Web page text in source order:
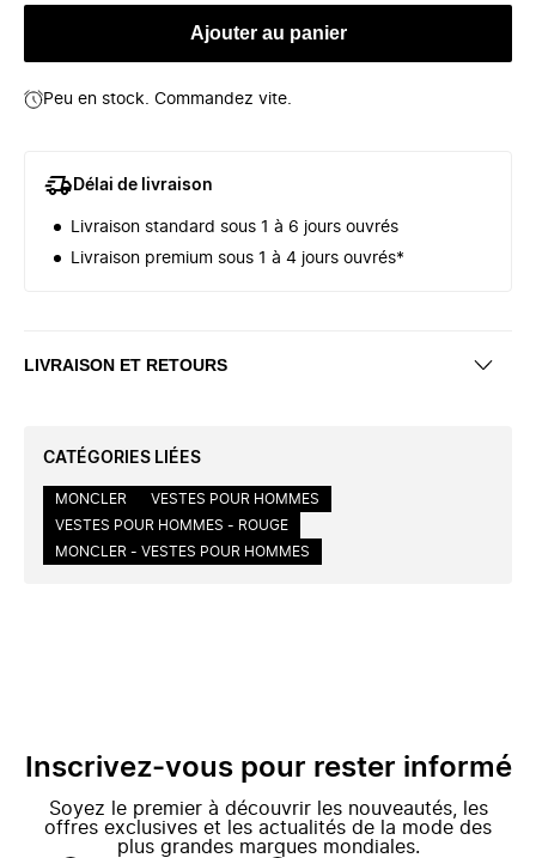
Ajouter au panier
Peu en stock. Commandez vite.
Délai de livraison
Livraison standard sous 1 à 6 jours ouvrés
Livraison premium sous 1 à 4 jours ouvrés*
LIVRAISON ET RETOURS
CATÉGORIES LIÉES
MONCLER
VESTES POUR HOMMES
VESTES POUR HOMMES - ROUGE
MONCLER - VESTES POUR HOMMES
Inscrivez-vous pour rester informé
Soyez le premier à découvrir les nouveautés, les
offres exclusives et les actualités de la mode des
plus grandes marques mondiales.